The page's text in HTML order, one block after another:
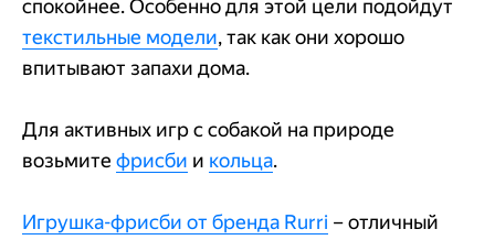
спокойнее. Особенно для этой цели подойдут
текстильные модели, так как они хорошо
впитывают запахи дома.
Для активных игр с собакой на природе
возьмите фрисби и кольца.
Игрушка-фрисби от бренда Rurri – отличный